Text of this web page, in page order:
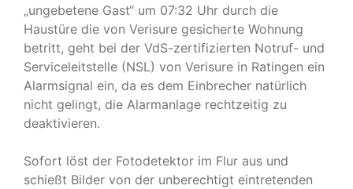
„ungebetene Gast“ um 07:32 Uhr durch die
Haustüre die von Verisure gesicherte Wohnung
betritt, geht bei der VdS-zertifizierten Notruf- und
Serviceleitstelle (NSL) von Verisure in Ratingen ein
Alarmsignal ein, da es dem Einbrecher natürlich
nicht gelingt, die Alarmanlage rechtzeitig zu
deaktivieren.
Sofort löst der Fotodetektor im Flur aus und
schießt Bilder von der unberechtigt eintretenden